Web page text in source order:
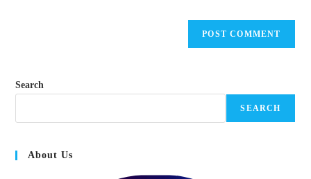
Search
SEARCH
About Us